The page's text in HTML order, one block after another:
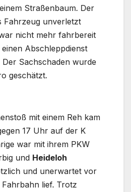
Straßenbaum. Der
Fahrzeug unverletzt
nicht mehr fahrbereit
Abschleppdienst
Sachschaden wurde
geschätzt.
mit einem Reh kam
17 Uhr auf der K
war mit ihrem PKW
und Heideloh
und unerwartet vor
lief. Trotz